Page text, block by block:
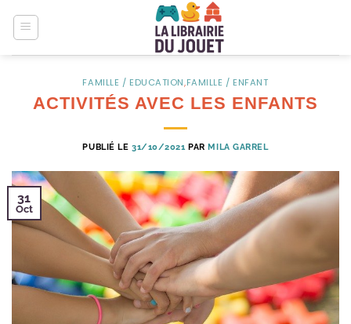
FAMILLE / EDUCATION,FAMILLE / ENFANT
ACTIVITÉS AVEC LES ENFANTS
PUBLIÉ LE 31/10/2021 PARMILA GARREL
31
Oct